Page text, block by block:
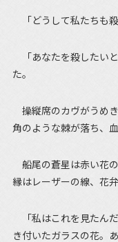
「どうして私たちも殺
「あなたを殺したい
た。
操縦席のカヴがうめ
角のような棘が落ち、
船尾の蒼星は赤い花
縁はレーザーの線、花
「私はこれを見たん
き付いたガラスの花。